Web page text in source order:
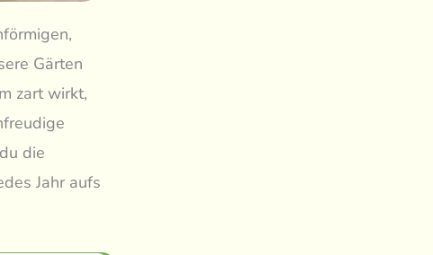
Gärten
zart wirkt,
die
Jahr aufs